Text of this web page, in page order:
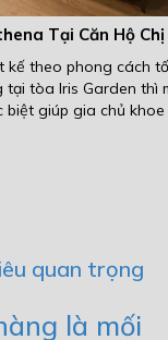
Hộ Chị Hương
cách tối giản và hiện
thì một bộ sofa
khoe lên...
quan trọng
là mối